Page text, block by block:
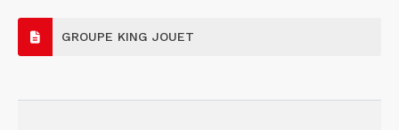
GROUPE KING JOUET